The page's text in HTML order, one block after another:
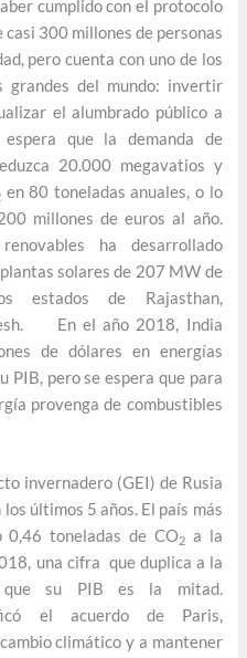
cumplido con el protocolo
casi 300 millones de personas
pero cuenta con uno de los
grandes del mundo: invertir
el alumbrado público a
que la demanda de
20.000 megavatios y
en 80 toneladas anuales, o lo
millones de euros al año.
ha desarrollado
solares de 207 MW de
estados de Rajasthan,
En el año 2018, India
de dólares en energías
PIB, pero se espera que para
provenga de combustibles
invernadero (GEI) de Rusia
últimos 5 años. El país más
0,46 toneladas de CO2a la
una cifra que duplica a la
su PIB es la mitad.
el acuerdo de Paris,
climático y a mantener